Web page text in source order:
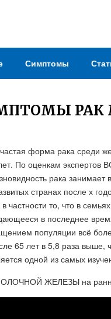
Симптомы
форма рака среди
По оценкам экспертов
рака занимает
странах после х
частности то, что в
в последнее
популяции всё
65 лет в 5,8 раза
одной из самых
ЖЕЛЕЗЫ на